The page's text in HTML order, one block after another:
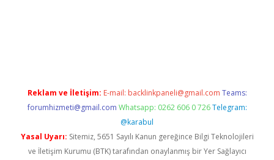
Reklam ve İletişim: E-mail: backlinkpaneli@gmail.com Teams:
forumhizmeti@gmail.com Whatsapp: 0262 606 0 726 Telegram:
@karabul
Yasal Uyarı: Sitemiz, 5651 Sayılı Kanun gereğince Bilgi Teknolojileri
ve İletişim Kurumu (BTK) tarafından onaylanmış bir Yer Sağlayıcı